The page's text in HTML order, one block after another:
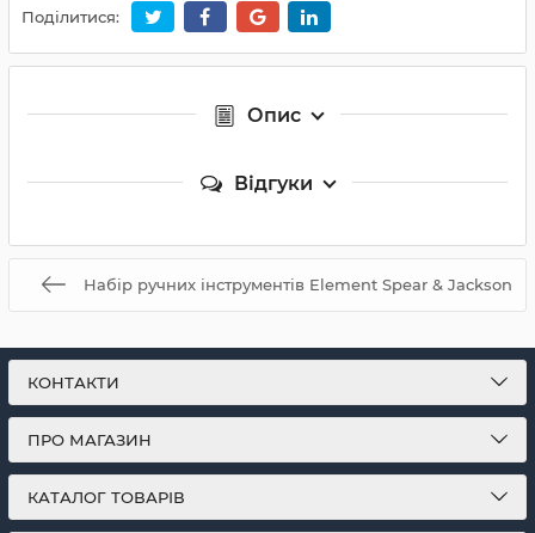
Поділитися:
Опис
Відгуки
Набір ручних інструментів Element Spear & Jackson
КОНТАКТИ
ПРО МАГАЗИН
КАТАЛОГ ТОВАРІВ